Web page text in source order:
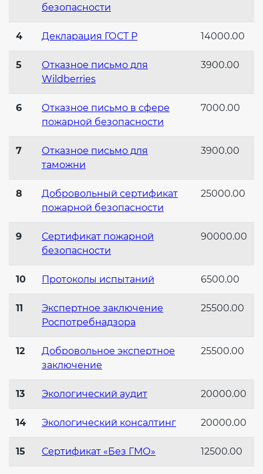
безопасности
4 Декларация ГОСТ Р 14000.00
5
Отказное письмо для
Wildberries
3900.00
6
Отказное письмо в сфере
пожарной безопасности
7000.00
7
Отказное письмо для
таможни
3900.00
8
Добровольный сертификат
пожарной безопасности
25000.00
9
Сертификат пожарной
безопасности
90000.00
10 Протоколы испытаний 6500.00
11
Экспертное заключение
Роспотребнадзора
25500.00
12
Добровольное экспертное
заключение
25500.00
13 Экологический аудит 20000.00
14 Экологический консалтинг 20000.00
15 Сертификат «Без ГМО» 12500.00